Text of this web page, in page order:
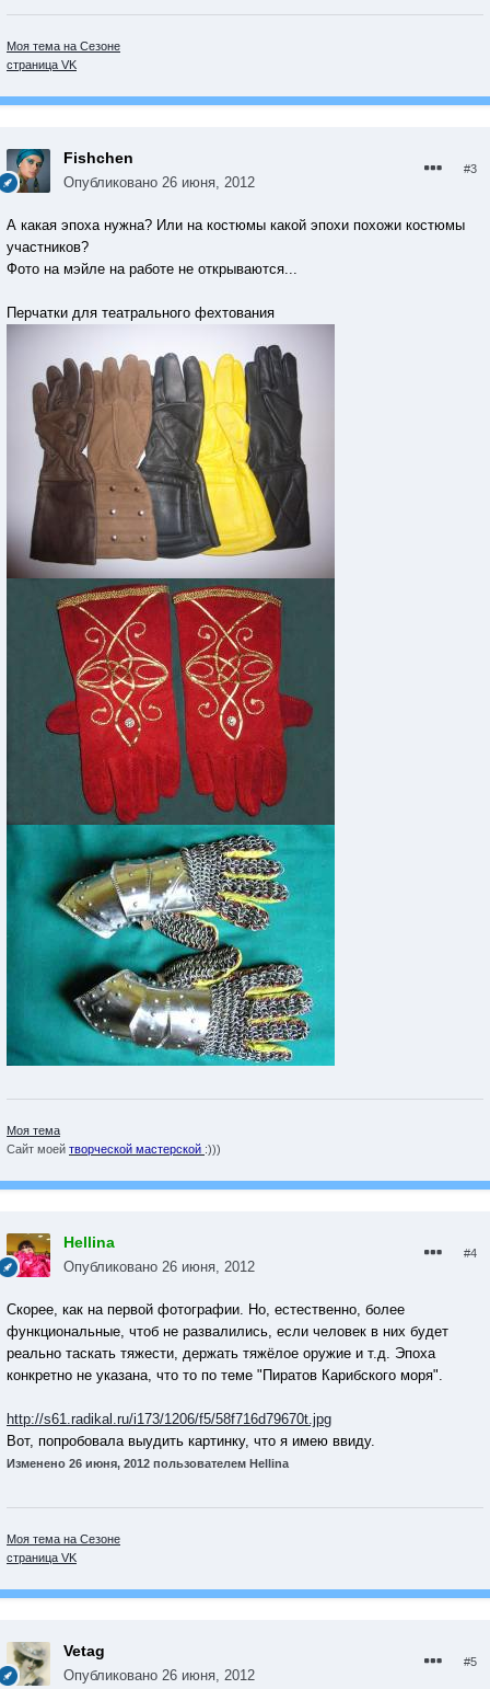
Моя тема на Сезоне
страница VK
Fishchen
Опубликовано 26 июня, 2012
#3
А какая эпоха нужна? Или на костюмы какой эпохи похожи костюмы
участников?
Фото на мэйле на работе не открываются...
Перчатки для театрального фехтования
Моя тема
Сайт моей творческой мастерской :)))
Hellina
Опубликовано 26 июня, 2012
#4
Скорее, как на первой фотографии. Но, естественно, более
функциональные, чтоб не развалились, если человек в них будет
реально таскать тяжести, держать тяжёлое оружие и т.д. Эпоха
конкретно не указана, что то по теме "Пиратов Карибского моря".
http://s61.radikal.ru/i173/1206/f5/58f716d79670t.jpg
Вот, попробовала выудить картинку, что я имею ввиду.
Изменено 26 июня, 2012 пользователем Hellina
Моя тема на Сезоне
страница VK
Vetag
Опубликовано 26 июня, 2012
#5